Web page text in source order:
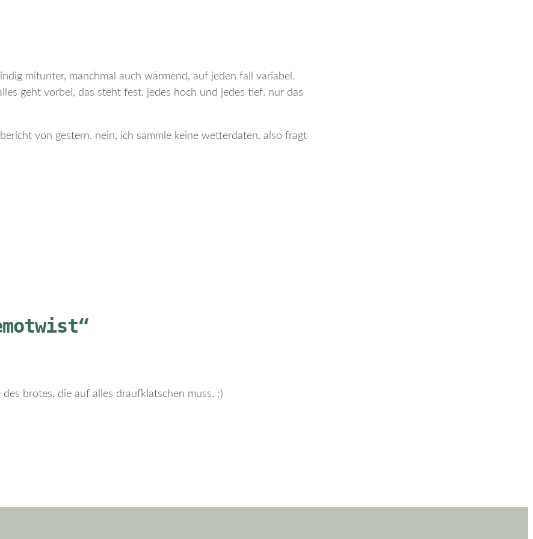
mitunter, manchmal auch wärmend, auf jeden fall variabel.
geht vorbei, das steht fest. jedes hoch und jedes tief. nur das
von gestern. nein, ich sammle keine wetterdaten. also fragt
brotes, die auf alles draufklatschen muss. ;)